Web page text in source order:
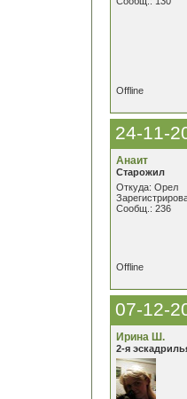
Offline
24-11-
Анаит
Старожил
Откуда: Орел
Сообщ.: 236
Offline
07-12-
Ирина Ш.
2-я